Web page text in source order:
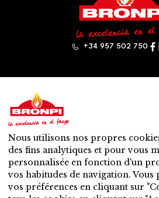
+34 957 502 750
Produits
Gamme à bois
Gamme à pellet
Mixte: bois – granulés
Accessoires
Ventilation
Nouveautés
Contact
Nous utilisons nos propres
des fins analytiques et pour vous
personnalisée en fonction d'un
vos habitudes de navigation.
vos préférences en cliquant sur